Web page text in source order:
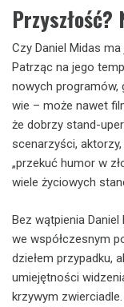
Przyszłość?
Czy Daniel Midas
Patrząc na jego
nowych programów,
wie – może nawet
że dobrzy stand-
scenarzyści,
„przekuć humor w
wiele życiowych
Bez wątpienia
we współczesnym
dziełem przypadku,
umiejętności
krzywym